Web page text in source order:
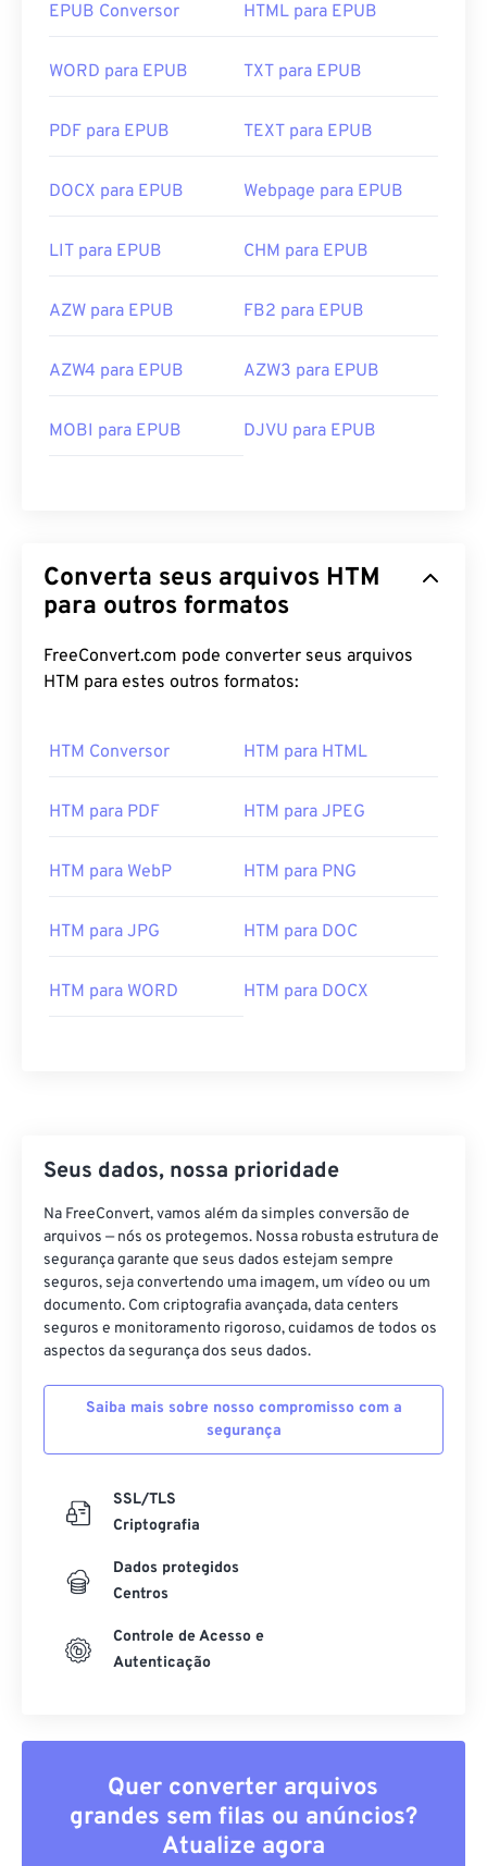
EPUB Conversor HTML para EPUB
WORD para EPUB TXT para EPUB
PDF para EPUB TEXT para EPUB
DOCX para EPUB Webpage para EPUB
LIT para EPUB CHM para EPUB
AZW para EPUB FB2 para EPUB
AZW4 para EPUB AZW3 para EPUB
MOBI para EPUB DJVU para EPUB
Converta seus arquivos HTM
para outros formatos
FreeConvert.com pode converter seus arquivos
HTM para estes outros formatos:
HTM Conversor HTM para HTML
HTM para PDF HTM para JPEG
HTM para WebP HTM para PNG
HTM para JPG HTM para DOC
HTM para WORD HTM para DOCX
Seus dados, nossa prioridade
Na FreeConvert, vamos além da simples conversão de
arquivos — nós os protegemos. Nossa robusta estrutura de
segurança garante que seus dados estejam sempre
seguros, seja convertendo uma imagem, um vídeo ou um
documento. Com criptografia avançada, data centers
seguros e monitoramento rigoroso, cuidamos de todos os
aspectos da segurança dos seus dados.
Saiba mais sobre nosso compromisso com a
segurança
SSL/TLS
Criptografia
Dados protegidos
Centros
Controle de Acesso e
Autenticação
Quer converter arquivos
grandes sem filas ou anúncios?
Atualize agora